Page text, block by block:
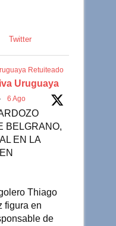
Twitter
Retuiteado
Uruguaya
· 6 Ago
BELGRANO,
EN LA
Thiago
figura en
de